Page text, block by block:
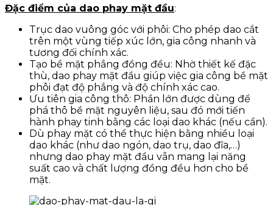
Đặc điểm của dao phay mặt đầu:
Trục dao vuông góc với phôi: Cho phép dao cắt
trên một vùng tiếp xúc lớn, gia công nhanh và
tương đối chính xác.
Tạo bề mặt phẳng đồng đều: Nhờ thiết kế đặc
thù, dao phay mặt đầu giúp việc gia công bề mặt
phôi đạt độ phẳng và độ chính xác cao.
Ưu tiên gia công thô: Phần lớn được dùng để
phá thô bề mặt nguyên liệu, sau đó mới tiến
hành phay tinh bằng các loại dao khác (nếu cần).
Dù phay mặt có thể thực hiện bằng nhiều loại
dao khác (như dao ngón, dao trụ, dao đĩa,…)
nhưng dao phay mặt đầu vẫn mang lại năng
suất cao và chất lượng đồng đều hơn cho bề
mặt.